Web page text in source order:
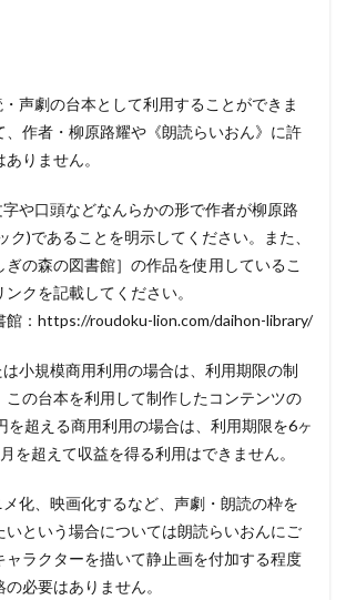
声劇の台本として利用することができま
、作者・柳原路耀や《朗読らいおん》に許
りません。
や口頭などなんらかの形で作者が柳原路
ク)であることを明示してください。また、
の森の図書館］の作品を使用しているこ
クを記載してください。
館：https://roudoku-lion.com/daihon-library/
小規模商用利用の場合は、利用期限の制
この台本を利用して制作したコンテンツの
を超える商用利用の場合は、利用期限を6ヶ
を超えて収益を得る利用はできません。
化、映画化するなど、声劇・朗読の枠を
いという場合については朗読らいおんにご
ャラクターを描いて静止画を付加する程度
必要はありません。